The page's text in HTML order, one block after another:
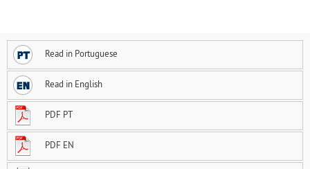
Read in Portuguese
Read in English
PDF PT
PDF EN